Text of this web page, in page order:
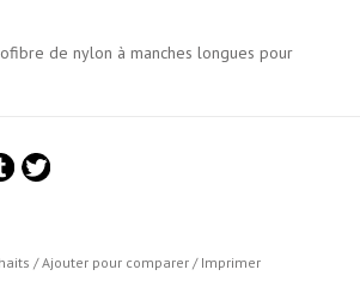
de nylon à manches longues pour
de nylon, 16% lycra élasthanne
/Ajouter pour comparer / Imprimer